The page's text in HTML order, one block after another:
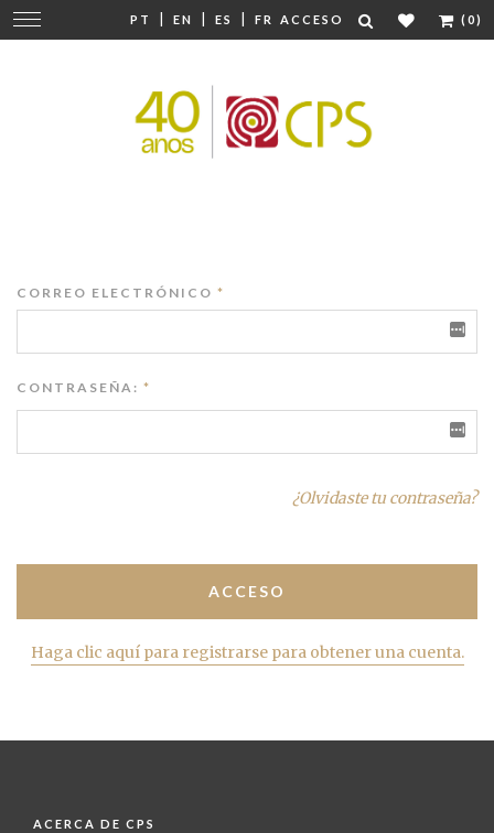
PT | EN | ES | FR ACCESO (0)
Cambiar
navegación
CORREO ELECTRÓNICO *
CONTRASEÑA: *
¿Olvidaste tu contraseña?
Haga clic aquí para registrarse para obtener una cuenta.
ACERCA DE CPS